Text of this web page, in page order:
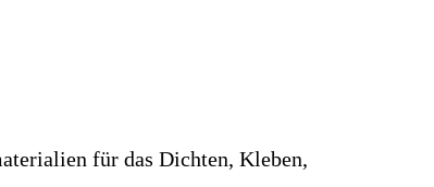
für das Dichten, Kleben,